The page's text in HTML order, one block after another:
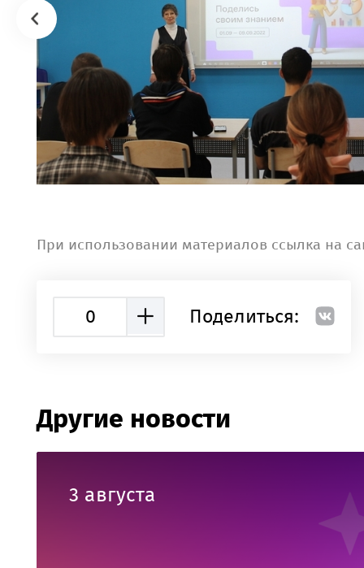
При использовании материалов ссылка на
0 Поделиться:
Другие новости
3 августа